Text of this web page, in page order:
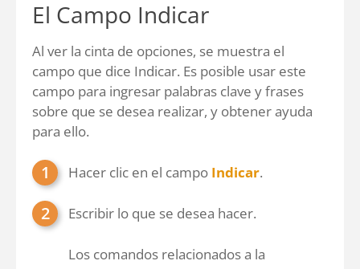
El Campo Indicar
Al ver la cinta de opciones, se muestra el
campo que dice Indicar. Es posible usar este
campo para ingresar palabras clave y frases
sobre que se desea realizar, y obtener ayuda
para ello.
Hacer clic en el campo Indicar.
Escribir lo que se desea hacer.
Los comandos relacionados a la